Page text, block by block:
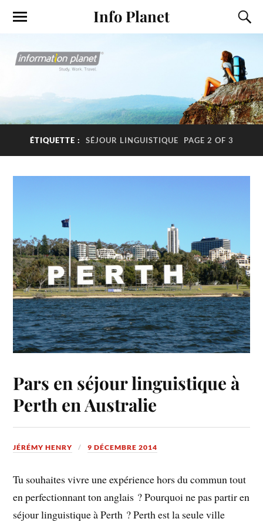
Info Planet
ÉTIQUETTE : SÉJOUR LINGUISTIQUE PAGE 2 OF 3
Pars en séjour linguistique à
Perth en Australie
JÉRÉMY HENRY 9 DÉCEMBRE 2014
Tu souhaites vivre une expérience hors du commun tout
en perfectionnant ton anglais ? Pourquoi ne pas partir en
séjour linguistique à Perth ? Perth est la seule ville